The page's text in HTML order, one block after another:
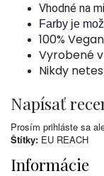
Vhodné na
Farby je
100% Vegan
Vyrobené v
Nikdy
Napísať
Prosím prihláste sa
Štítky: EU REACH
Informácie